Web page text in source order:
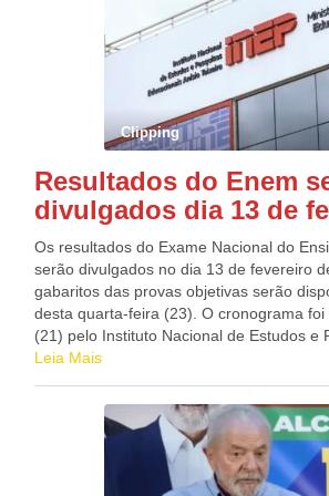
Clipping
Resultados do Enem
divulgados dia 13 de
Os resultados do Exame Nacional do
serão divulgados no dia 13 de fevereiro
gabaritos das provas objetivas serão
desta quarta-feira (23). O cronograma foi
(21) pelo Instituto Nacional de Estudos e
Educacionais Anísio Teixeira (Inep). O
municípios para cerca de 2,5 milhões de
gabaritos poderão ser acessados no
resultados finais, na Página do
gabaritos das provas em mãos, ainda
saber qual foi a nota da prova. Isso
Leia Mais